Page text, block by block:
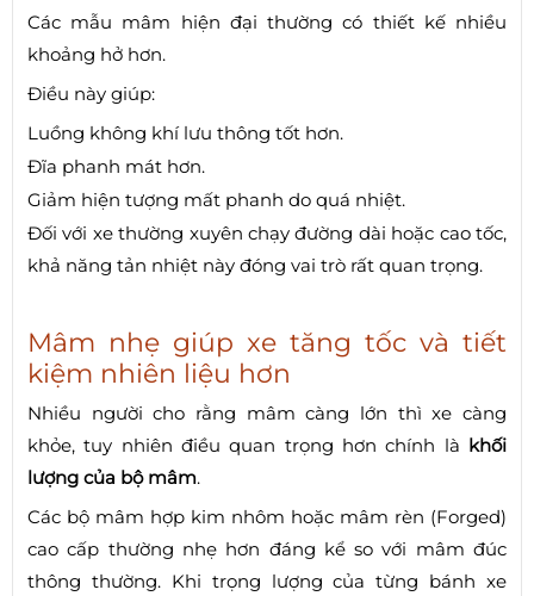
Các mẫu mâm hiện đại thường có thiết kế nhiều
khoảng hở hơn.
Điều này giúp:
Luồng không khí lưu thông tốt hơn.
Đĩa phanh mát hơn.
Giảm hiện tượng mất phanh do quá nhiệt.
Đối với xe thường xuyên chạy đường dài hoặc cao tốc,
khả năng tản nhiệt này đóng vai trò rất quan trọng.
Mâm nhẹ giúp xe tăng tốc và tiết
kiệm nhiên liệu hơn
Nhiều người cho rằng mâm càng lớn thì xe càng
khỏe, tuy nhiên điều quan trọng hơn chính là khối
lượng của bộ mâm.
Các bộ mâm hợp kim nhôm hoặc mâm rèn (Forged)
cao cấp thường nhẹ hơn đáng kể so với mâm đúc
thông thường. Khi trọng lượng của từng bánh xe